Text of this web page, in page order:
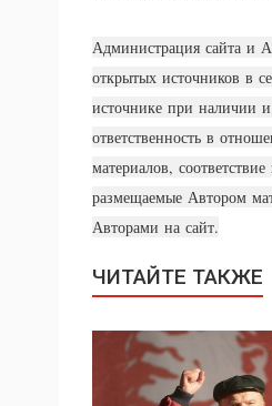
Администрация сайта и
открытых источников в
источнике при наличии
ответственность в
материалов,
размещаемые Автором
Авторами на сайт.
ЧИТАЙТЕ ТАКЖЕ